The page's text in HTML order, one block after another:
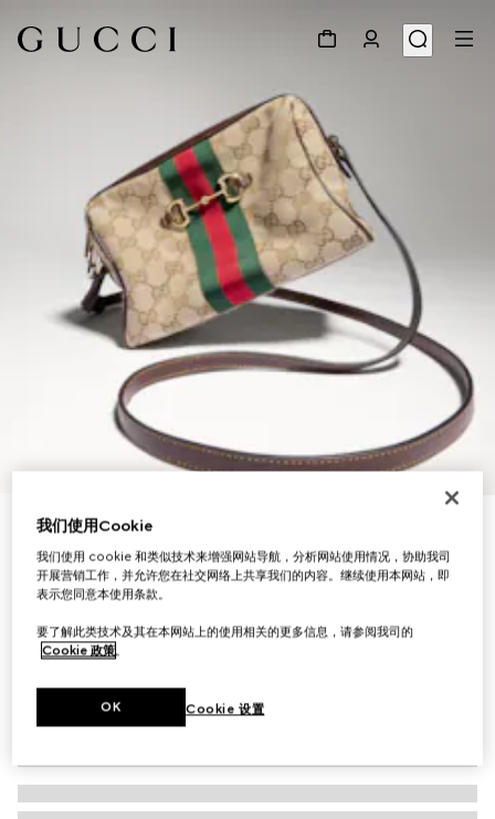
首字母个性化定制
Gucci Horsebit Web系列小号单肩相机包
A$3,080
相关款式沙色和棕色GG帆布
我们使用Cookie
我们使用 cookie 和类似技术来增强网站导航，分析网站使用情况，协助我司
开展营销工作，并允许您在社交网络上共享我们的内容。继续使用本网站，即
表示您同意本使用条款。
要了解此类技术及其在本网站上的使用相关的更多信息，请参阅我司的
Cookie 政策。
Cookie 设置
OK